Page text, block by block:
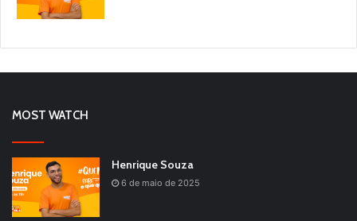
MOST WATCH
Henrique Souza
6 de maio de 2025